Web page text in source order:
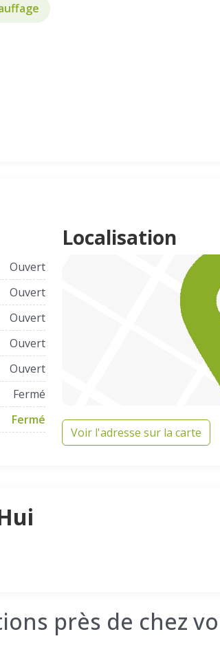
Ouvert
Ouvert
Ouvert
Ouvert
Ouvert
Fermé
Fermé
Localisation
Voir l'adresse sur la carte
près de chez